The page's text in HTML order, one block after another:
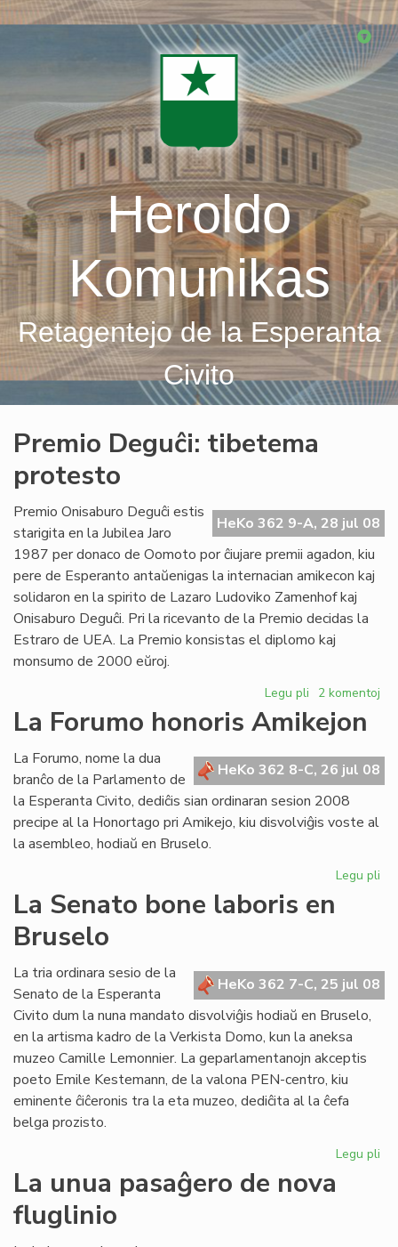
Skip
Heroldo
Komunikas
Retagentejo de la Esperanta
Civito
Premio Deguĉi: tibetema
protesto
HeKo 362 9-A, 28 jul 08
Premio Onisaburo Deguĉi estis
starigita en la Jubilea Jaro
1987 per donaco de Oomoto por ĉiujare premii agadon, kiu
pere de Esperanto antaŭenigas la internacian amikecon kaj
solidaron en la spirito de Lazaro Ludoviko Zamenhof kaj
Onisaburo Deguĉi. Pri la ricevanto de la Premio decidas la
Estraro de UEA. La Premio konsistas el diplomo kaj
monsumo de 2000 eŭroj.
Legu pli pri
Premio
Deguĉi:
protesto
2 komentoj
La Forumo honoris Amikejon
HeKo 362 8-C, 26 jul 08
La Forumo, nome la dua
branĉo de la Parlamento de
la Esperanta Civito, dediĉis sian ordinaran sesion 2008
precipe al la Honortago pri Amikejo, kiu disvolviĝis voste al
la asembleo, hodiaŭ en Bruselo.
Legu pli
La Senato bone laboris en
Bruselo
HeKo 362 7-C, 25 jul 08
La tria ordinara sesio de la
Senato de la Esperanta
Civito dum la nuna mandato disvolviĝis hodiaŭ en Bruselo,
en la artisma kadro de la Verkista Domo, kun la aneksa
muzeo Camille Lemonnier. La geparlamentanojn akceptis
poeto Emile Kestemann, de la valona PEN-centro, kiu
eminente ĉiĉeronis tra la eta muzeo, dediĉita al la ĉefa
belga prozisto.
Legu pli
La unua pasaĝero de nova
fluglinio